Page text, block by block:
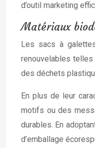
d’outil marketing
Matériaux
Les sacs à
renouvelables telles
des déchets
En plus de leur
motifs ou des
durables. En
d’emballage